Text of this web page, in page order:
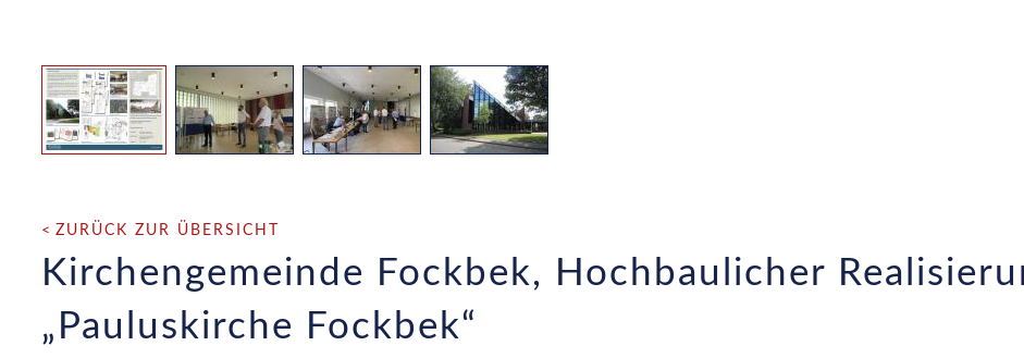
ZURÜCK ZUR ÜBERSICHT
Kirchengemeinde Fockbek, Hochbaulicher
„Pauluskirche Fockbek“